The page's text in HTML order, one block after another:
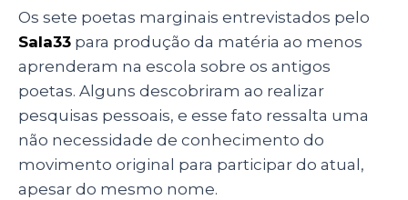
Os sete poetas marginais entrevistados pelo
Sala33 para produção da matéria ao menos
aprenderam na escola sobre os antigos
poetas. Alguns descobriram ao realizar
pesquisas pessoais, e esse fato ressalta uma
não necessidade de conhecimento do
movimento original para participar do atual,
apesar do mesmo nome.